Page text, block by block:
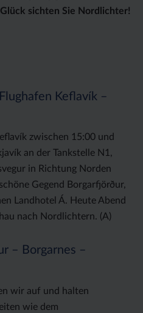
sichten Sie Nordlichter!
Keflavík –
zwischen 15:00 und
an der Tankstelle N1,
in Richtung Norden
Gegend Borgarfjörður,
Landhotel Á. Heute Abend
nach Nordlichtern. (A)
– Borgarnes –
wir auf und halten
wie dem